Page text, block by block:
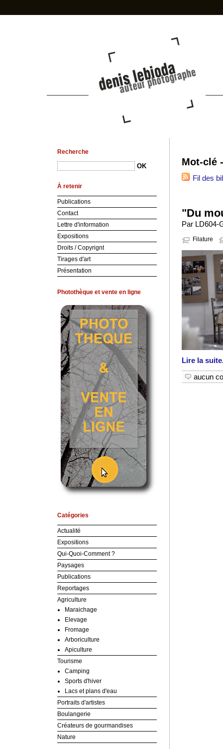
photo-
Mot-clé
Fil des
"Du
Par LD604-
Filature
Lire la suite
aucun
Recherche
À retenir
Publications
Contact
Lettre d'information
Expositions
Droits / Copyrignt
Tirages d'art
Présentation
Photothèque et vente en ligne
Catégories
Actualité
Expositions
Qui-Quoi-Comment ?
Paysages
Publications
Reportages
Agriculture
Maraichage
Elevage
Fromage
Arboriculture
Apiculture
Tourisme
Camping
Sports d'hiver
Lacs et plans d'eau
Portraits d'artistes
Boulangerie
Créateurs de gourmandises
Nature